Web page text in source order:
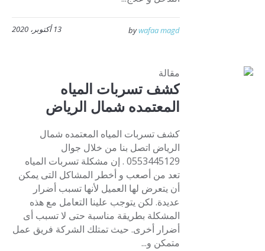
13 أكتوبر، 2020 bywafaa magd
مقالة
كشف تسربات المياه
المعتمده شمال الرياض
كشف تسربات المياه المعتمده شمال
الرياض اتصل بنا من خلال جوال
0553445129 . إن مشكلة تسربات المياه
تعد من أصعب و أخطر المشاكل التى يمكن
أن يتعرض لها العميل لأنها تسبب أضرار
عديدة. لكن يتوجب علينا التعامل مع هذه
المشكلة بطريقة مناسبة حتى لا تسبب أى
أضرار أخرى. حيث تمتلك الشركة فريق عمل
متمكن و...